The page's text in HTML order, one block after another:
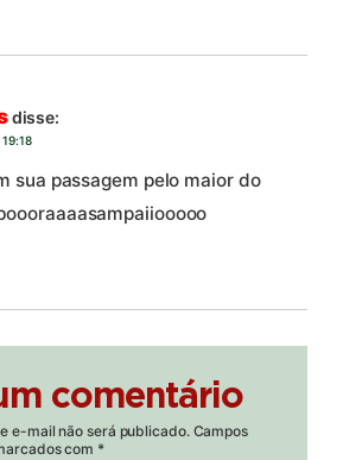
disse:
sua passagem pelo maior do
comentário
e-mail não será publicado. Campos
com *